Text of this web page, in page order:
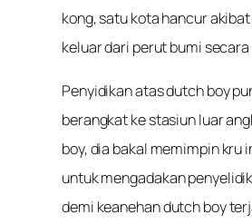
kong, satu kota hancur
keluar dari perut bumi
Penyidikan atas dutch boy
berangkat ke stasiun luar
boy, dia bakal memimpin kru
untuk mengadakan
demi keanehan dutch boy